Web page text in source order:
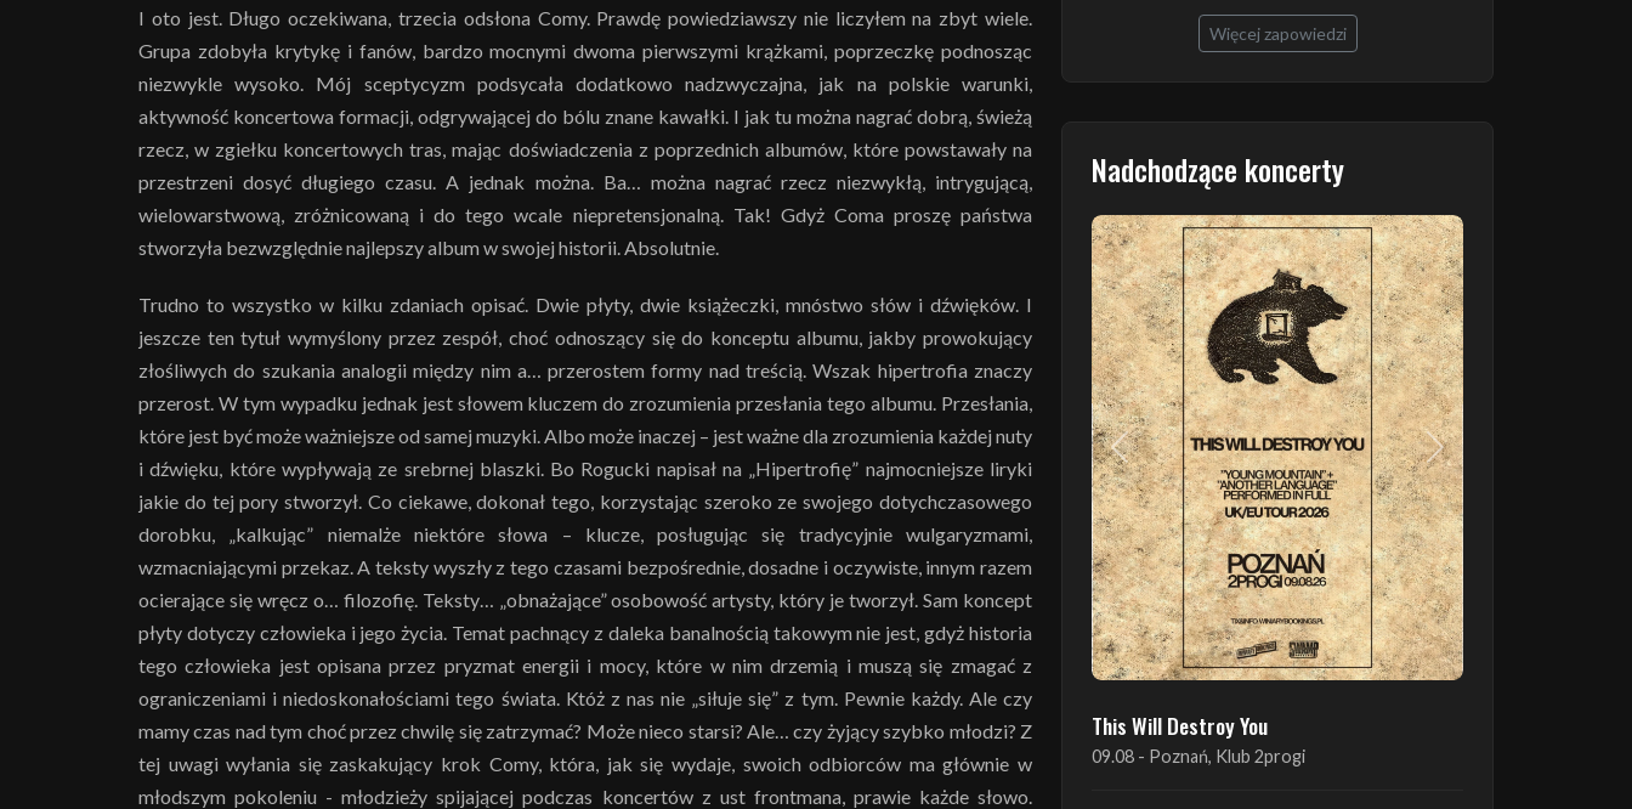
I oto jest. Długo oczekiwana, trzecia odsłona Comy. Prawdę powiedziawszy nie liczyłem na zbyt wiele.
Grupa zdobyła krytykę i fanów, bardzo mocnymi dwoma pierwszymi krążkami, poprzeczkę podnosząc
niezwykle wysoko. Mój sceptycyzm podsycała dodatkowo nadzwyczajna, jak na polskie warunki,
aktywność koncertowa formacji, odgrywającej do bólu znane kawałki. I jak tu można nagrać dobrą, świeżą
rzecz, w zgiełku koncertowych tras, mając doświadczenia z poprzednich albumów, które powstawały na
przestrzeni dosyć długiego czasu. A jednak można. Ba… można nagrać rzecz niezwykłą, intrygującą,
wielowarstwową, zróżnicowaną i do tego wcale niepretensjonalną. Tak! Gdyż Coma proszę państwa
stworzyła bezwzględnie najlepszy album w swojej historii. Absolutnie.
Trudno to wszystko w kilku zdaniach opisać. Dwie płyty, dwie książeczki, mnóstwo słów i dźwięków. I
jeszcze ten tytuł wymyślony przez zespół, choć odnoszący się do konceptu albumu, jakby prowokujący
złośliwych do szukania analogii między nim a… przerostem formy nad treścią. Wszak hipertrofia znaczy
przerost. W tym wypadku jednak jest słowem kluczem do zrozumienia przesłania tego albumu. Przesłania,
które jest być może ważniejsze od samej muzyki. Albo może inaczej – jest ważne dla zrozumienia każdej nuty
i dźwięku, które wypływają ze srebrnej blaszki. Bo Rogucki napisał na „Hipertrofię” najmocniejsze liryki
jakie do tej pory stworzył. Co ciekawe, dokonał tego, korzystając szeroko ze swojego dotychczasowego
dorobku, „kalkując” niemalże niektóre słowa – klucze, posługując się tradycyjnie wulgaryzmami,
wzmacniającymi przekaz. A teksty wyszły z tego czasami bezpośrednie, dosadne i oczywiste, innym razem
ocierające się wręcz o… filozofię. Teksty… „obnażające” osobowość artysty, który je tworzył. Sam koncept
płyty dotyczy człowieka i jego życia. Temat pachnący z daleka banalnością takowym nie jest, gdyż historia
tego człowieka jest opisana przez pryzmat energii i mocy, które w nim drzemią i muszą się zmagać z
ograniczeniami i niedoskonałościami tego świata. Któż z nas nie „siłuje się” z tym. Pewnie każdy. Ale czy
mamy czas nad tym choć przez chwilę się zatrzymać? Może nieco starsi? Ale… czy żyjący szybko młodzi? Z
tej uwagi wyłania się zaskakujący krok Comy, która, jak się wydaje, swoich odbiorców ma głównie w
młodszym pokoleniu - młodzieży spijającej podczas koncertów z ust frontmana, prawie każde słowo.
Więcej zapowiedzi
Nadchodzące koncerty
Poprzedni Następny
This Will Destroy You
09.08 - Poznań, Klub 2progi
Sound Of The Ages Festival
22.08 - Ćmielów, Zamek Ćmielów